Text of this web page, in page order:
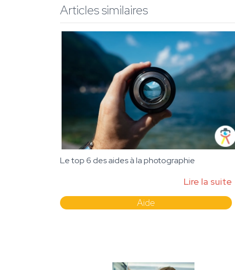
Articles similaires
Le top 6 des aides à la photographie
Lire la suite
Aide